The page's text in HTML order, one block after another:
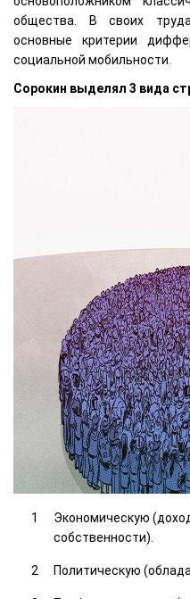
общества. В своих
основные критерии
социальной мобильности.
Сорокин выделял 3 вида
Экономическую
собственности).
Политическую